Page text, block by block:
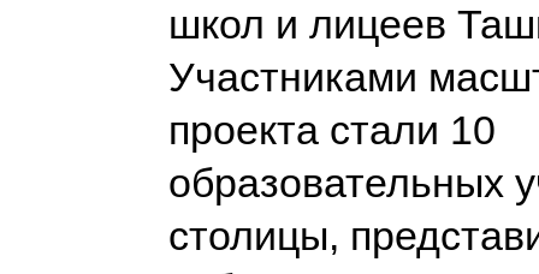
школ и лицеев
Участниками
проекта стали 10
образовательных
столицы,